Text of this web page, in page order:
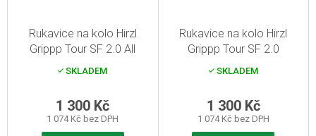
Rukavice na kolo Hirzl
Grippp Tour SF 2.0 All
Black 7/S
SKLADEM
1 074 Kč bez DPH
1 300 Kč
Rukavice na kolo Hirzl
Grippp Tour SF 2.0
White/Black 12/XXXL
SKLADEM
1 074 Kč bez DPH
1 300 Kč